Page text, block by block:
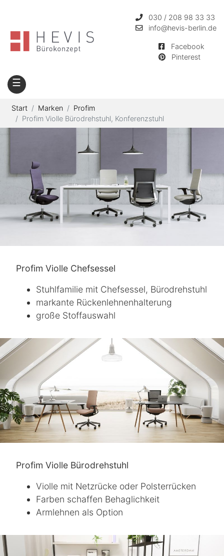
030 / 208 98 33 33
info@hevis-berlin.de
Facebook
Pinterest
☰
Start Marken
Profim
Profim Violle Bürodrehstuhl, Konferenzstuhl
Profim Violle Chefsessel
Stuhlfamilie mit Chefsessel, Bürodrehstuhl
markante Rückenlehnenhalterung
große Stoffauswahl
Profim Violle Bürodrehstuhl
Violle mit Netzrücke oder Polsterrücken
Farben schaffen Behaglichkeit
Armlehnen als Option